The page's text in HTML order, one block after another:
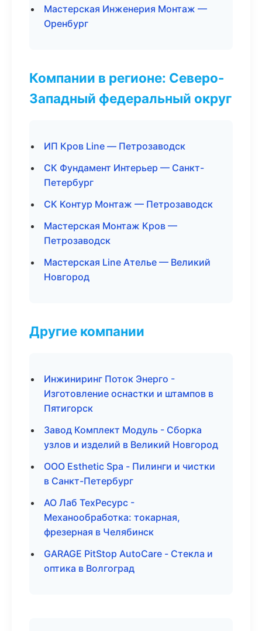
Мастерская Инженерия Монтаж —
Оренбург
Компании в регионе: Северо-
Западный федеральный округ
ИП Кров Line — Петрозаводск
СК Фундамент Интерьер — Санкт-
Петербург
СК Контур Монтаж — Петрозаводск
Мастерская Монтаж Кров —
Петрозаводск
Мастерская Line Ателье — Великий
Новгород
Другие компании
Инжиниринг Поток Энерго -
Изготовление оснастки и штампов в
Пятигорск
Завод Комплект Модуль - Сборка
узлов и изделий в Великий Новгород
ООО Esthetic Spa - Пилинги и чистки
в Санкт-Петербург
АО Лаб ТехРесурс -
Механообработка: токарная,
фрезерная в Челябинск
GARAGE PitStop AutoCare - Стекла и
оптика в Волгоград